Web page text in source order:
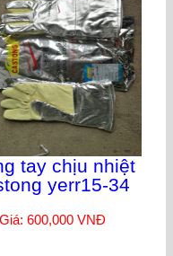
tay chịu nhiệt
yerr15-34
Giá: 600,000 VNĐ